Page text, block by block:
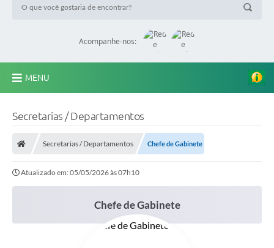
Acompanhe-nos:
MENU
Secretarias / Departamentos
Secretarias / Departamentos Chefe de Gabinete
Atualizado em: 05/05/2026 às 07h10
Chefe de Gabinete